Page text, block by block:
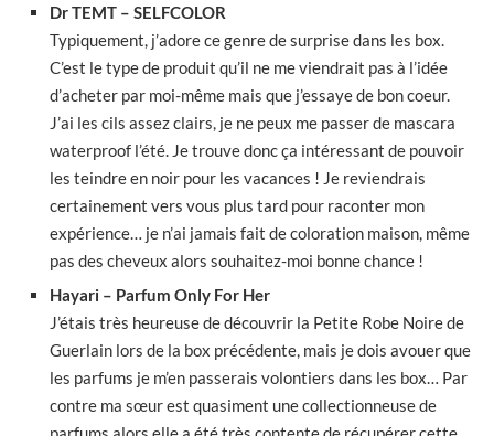
Dr TEMT – SELFCOLOR
Typiquement, j’adore ce genre de surprise dans les box.
C’est le type de produit qu’il ne me viendrait pas à l’idée
d’acheter par moi-même mais que j’essaye de bon coeur.
J’ai les cils assez clairs, je ne peux me passer de mascara
waterproof l’été. Je trouve donc ça intéressant de pouvoir
les teindre en noir pour les vacances ! Je reviendrais
certainement vers vous plus tard pour raconter mon
expérience… je n’ai jamais fait de coloration maison, même
pas des cheveux alors souhaitez-moi bonne chance !
Hayari – Parfum Only For Her
J’étais très heureuse de découvrir la Petite Robe Noire de
Guerlain lors de la box précédente, mais je dois avouer que
les parfums je m’en passerais volontiers dans les box… Par
contre ma sœur est quasiment une collectionneuse de